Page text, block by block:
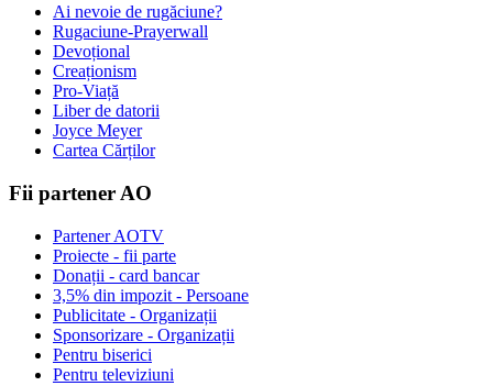
Ai nevoie de rugăciune?
Rugaciune-Prayerwall
Devoțional
Creaționism
Pro-Viață
Liber de datorii
Joyce Meyer
Cartea Cărților
Fii partener AO
Partener AOTV
Proiecte - fii parte
Donații - card bancar
3,5% din impozit - Persoane
Publicitate - Organizații
Sponsorizare - Organizații
Pentru biserici
Pentru televiziuni